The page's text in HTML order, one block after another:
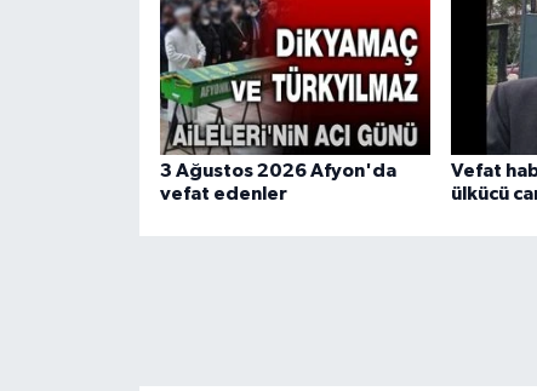
3 Ağustos 2026 Afyon'da
vefat edenler
Vefat
ülkücü